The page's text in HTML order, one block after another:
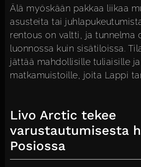
Älä myöskään pakkaa liikaa
asusteita tai
rentous on valtti, ja tunnelma
luonnossa kuin sisätiloissa.
jättää mahdollisille tuliaisille ja
matkamuistoille, joita Lappi
Livo Arctic tekee
varustautumisesta
Posiossa